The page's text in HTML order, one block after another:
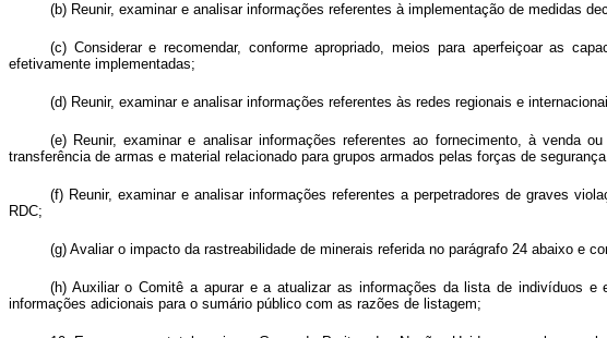
(b) Reunir, examinar e analisar informações referentes à implementação de medidas
(c) Considerar e recomendar, conforme apropriado, meios para aperfeiçoar as
efetivamente implementadas;
(d) Reunir, examinar e analisar informações referentes às redes regionais e
(e) Reunir, examinar e analisar informações referentes ao fornecimento, à venda
transferência de armas e material relacionado para grupos armados pelas forças de
(f) Reunir, examinar e analisar informações referentes a perpetradores de graves
RDC;
(g) Avaliar o impacto da rastreabilidade de minerais referida no parágrafo 24 abaixo e
(h) Auxiliar o Comitê a apurar e a atualizar as informações da lista de indivíduos
informações adicionais para o sumário público com as razões de listagem;